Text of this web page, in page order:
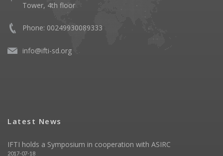
Tower, 4th floor
Phone: 00249930089333
info@ifti-sd.org
Latest News
IFTI holds a Symposium in cooperation with ASIRC
2017-07-18